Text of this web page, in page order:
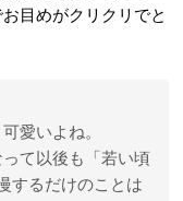
目めがクリクリでと
愛いよね。
て以後も「若い頃
するだけのことは